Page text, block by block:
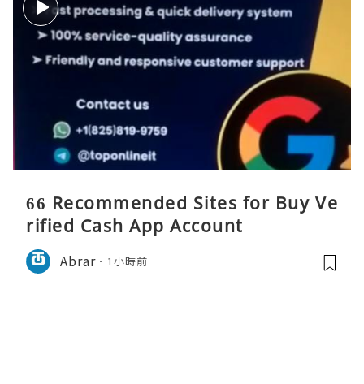
66 Recommended Sites for Buy Ve
rified Cash App Account
Abrar 1小時前